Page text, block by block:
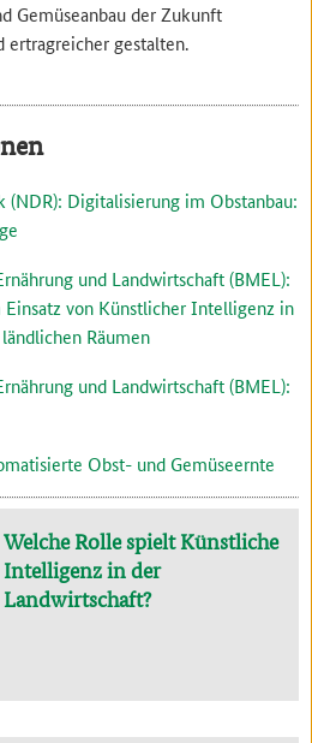
Gemüseanbau der Zukunft
gestalten.
(NDR): Digitalisierung im Obstanbau:
und Landwirtschaft (BMEL):
von Künstlicher Intelligenz in
Räumen
und Landwirtschaft (BMEL):
Obst- und Gemüseernte
Welche Rolle spielt Künstliche
Intelligenz in der
Landwirtschaft?